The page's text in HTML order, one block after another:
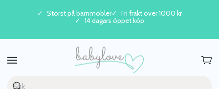
Skip to main content
Störst på barnmöbler
Fri frakt över 1000 kr
14 dagars öppet köp